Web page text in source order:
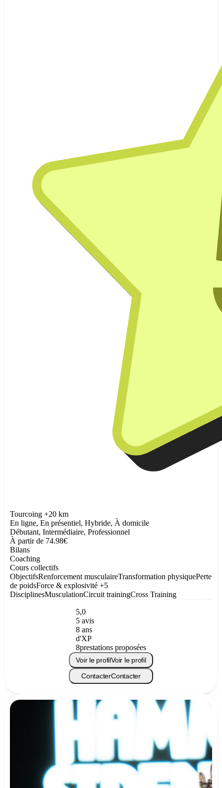
Tourcoing +20 km
En ligne, En présentiel, Hybride, À domicile
Débutant, Intermédiaire, Professionnel
À partir de 74.98€
Bilans
Coaching
Cours collectifs
ObjectifsRenforcement musculaireTransformation physiquePerte
de poidsForce & explosivité +5
DisciplinesMusculationCircuit trainingCross Training
5,0
5 avis
8 ans
d'XP
8prestations proposées
Voir le profilVoir le profil
ContacterContacter